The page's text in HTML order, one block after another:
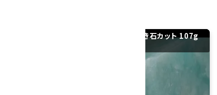
モザンビーク産アマゾナイト(天河石) 磨き石カット 107g